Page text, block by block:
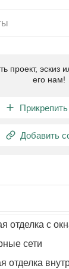
проект, эскиз
его нам!
Добавить
отделка с
сети
отделка